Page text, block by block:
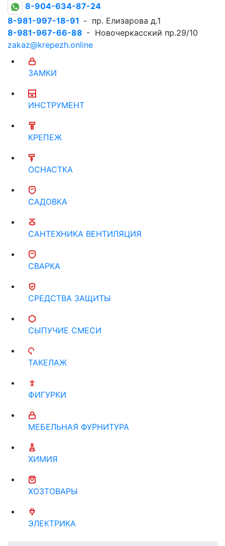
8-904-634-87-24
8-981-997-18-91 - пр. Елизарова д.1
8-981-967-66-88 - Новочеркасский пр.29/10
zakaz@krepezh.online
ЗАМКИ
ИНСТРУМЕНТ
КРЕПЕЖ
ОСНАСТКА
САДОВКА
САНТЕХНИКА ВЕНТИЛЯЦИЯ
СВАРКА
СРЕДСТВА ЗАЩИТЫ
СЫПУЧИЕ СМЕСИ
ТАКЕЛАЖ
ФИГУРКИ
МЕБЕЛЬНАЯ ФУРНИТУРА
ХИМИЯ
ХОЗТОВАРЫ
ЭЛЕКТРИКА